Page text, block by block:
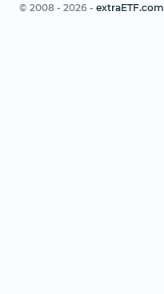
© 2008 - 2026 - extraETF.com